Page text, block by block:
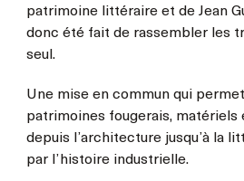
patrimoine littéraire et de Jean
donc été fait de rassembler les
seul.
Une mise en commun qui
patrimoines fougerais, matériels
depuis l’architecture jusqu’à la
par l’histoire industrielle.